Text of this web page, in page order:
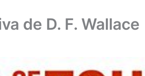
de D. F. Wallace